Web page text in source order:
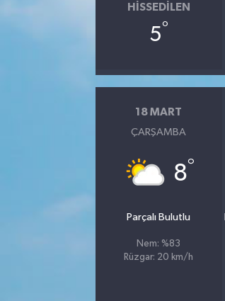
HISSEDILEN
5°
18 MART
ÇARŞAMBA
8°
Parçalı Bulutlu
Nem: %83
Rüzgar: 20 km/h